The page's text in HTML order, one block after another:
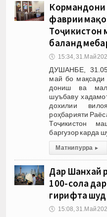
Кормандони
фаврии
Тоҷикистон
баланд
🕔 15:34, 31.Май
ДУШАНБЕ,
май бо мақсади
дониш ва
шуъбаву
дохилии
роҳбарияти
Тоҷикистон
баргузор карда
Матни пурра ▸
Дар Шанхай
100-сола
гирифта шуд
🕔 15:08, 31.Май